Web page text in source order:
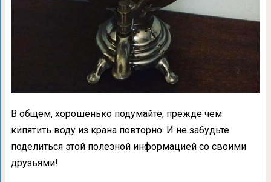
В общем, хорошенько подумайте, прежде чем
кипятить воду из крана повторно. И не забудьте
поделиться этой полезной информацией со своими
друзьями!